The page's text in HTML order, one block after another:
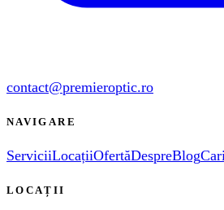
contact@premieroptic.ro
NAVIGARE
ServiciiLocațiiOfertăDespreBlog
LOCAȚII